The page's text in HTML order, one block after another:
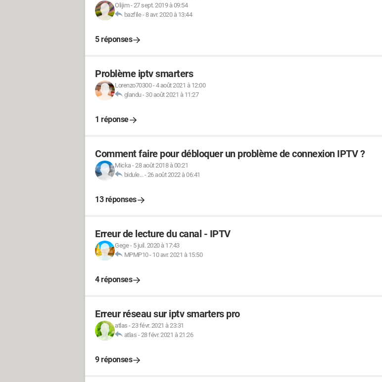
Olijim-27 sept. 2019 à 09:54
bazfile-8 avr. 2020 à 13:44
5 réponses
Problème iptv smarters
Lorenzo70300-4 août 2021 à 12:00
glandu- 30 août 2021 à 11:27
1 réponse
Comment faire pour débloquer un problème de connexion IPTV ?
Micka-28 août 2018 à 00:21
bidule...-26 août 2022 à 06:41
13 réponses
Erreur de lecture du canal - IPTV
Gege- 5 juil. 2020 à 17:43
MPMP10- 10 avr. 2021 à 15:50
4 réponses
Erreur réseau sur iptv smarters pro
atlas -23 févr. 2021 à 23:31
atlas -28 févr. 2021 à 21:26
9 réponses